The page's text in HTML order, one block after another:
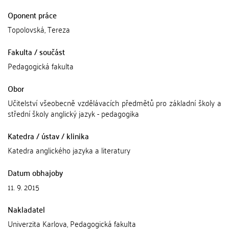
Oponent práce
Topolovská, Tereza
Fakulta / součást
Pedagogická fakulta
Obor
Učitelství všeobecně vzdělávacích předmětů pro základní školy a
střední školy anglický jazyk - pedagogika
Katedra / ústav / klinika
Katedra anglického jazyka a literatury
Datum obhajoby
11. 9. 2015
Nakladatel
Univerzita Karlova, Pedagogická fakulta